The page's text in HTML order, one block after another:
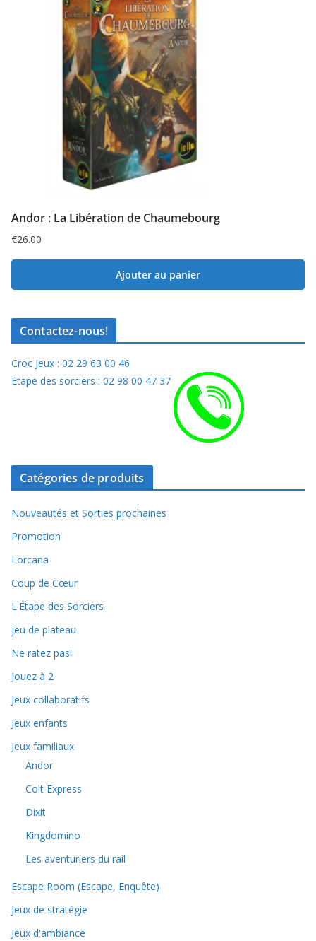
Andor : La Libération de Chaumebourg
€26.00
Ajouter au panier
Contactez-nous!
Croc Jeux : 02 29 63 00 46
Etape des sorciers : 02 98 00 47 37
Catégories de produits
Nouveautés et Sorties prochaines
Promotion
Lorcana
Coup de Cœur
L'Étape des Sorciers
jeu de plateau
Ne ratez pas!
Jouez à 2
Jeux collaboratifs
Jeux enfants
Jeux familiaux
Andor
Colt Express
Dixit
Kingdomino
Les aventuriers du rail
Escape Room (Escape, Enquête)
Jeux de stratégie
Jeux d'ambiance